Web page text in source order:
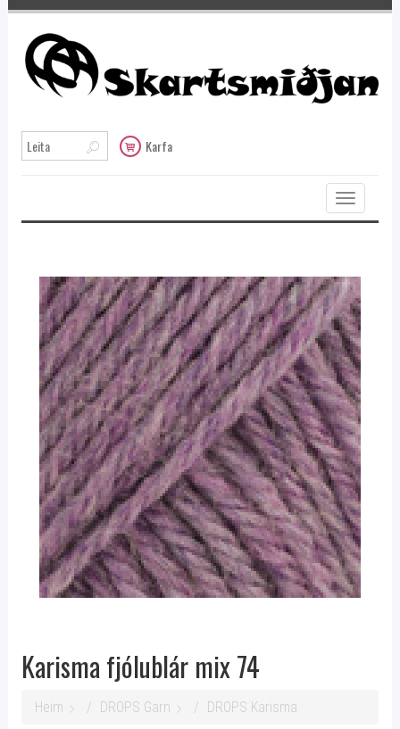
Karfa
Toggle
navigation
Karisma fjólublár mix 74
Heim DROPS Garn DROPS Karisma